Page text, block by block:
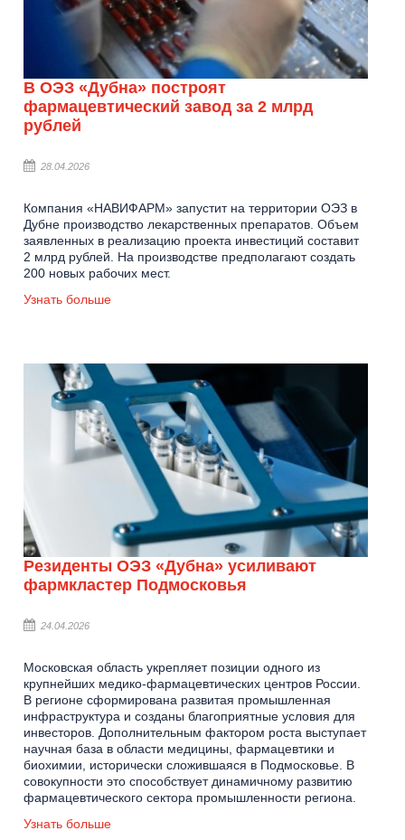
В ОЭЗ «Дубна» построят
фармацевтический завод за 2 млрд
рублей
28.04.2026
Компания «НАВИФАРМ» запустит на территории ОЭЗ в
Дубне производство лекарственных препаратов. Объем
заявленных в реализацию проекта инвестиций составит
2 млрд рублей. На производстве предполагают создать
200 новых рабочих мест.
Узнать больше
Резиденты ОЭЗ «Дубна» усиливают
фармкластер Подмосковья
24.04.2026
Московская область укрепляет позиции одного из
крупнейших медико-фармацевтических центров России.
В регионе сформирована развитая промышленная
инфраструктура и созданы благоприятные условия для
инвесторов. Дополнительным фактором роста выступает
научная база в области медицины, фармацевтики и
биохимии, исторически сложившаяся в Подмосковье. В
совокупности это способствует динамичному развитию
фармацевтического сектора промышленности региона.
Узнать больше